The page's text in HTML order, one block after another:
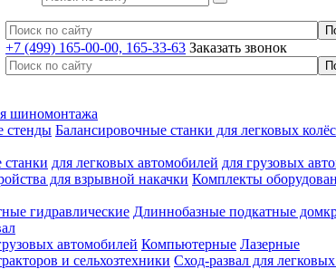
+7 (499) 165-00-00, 165-33-63 Заказать звонок
шиномонтажа
стенды Балансировочные станки для легковых колёс
для легковых автомобилей для грузовых
для взрывной накачки Комплекты
гидравлические Длиннобазные подкатные
автомобилей Компьютерные Лазерные
и сельхозтехники Сход-развал для